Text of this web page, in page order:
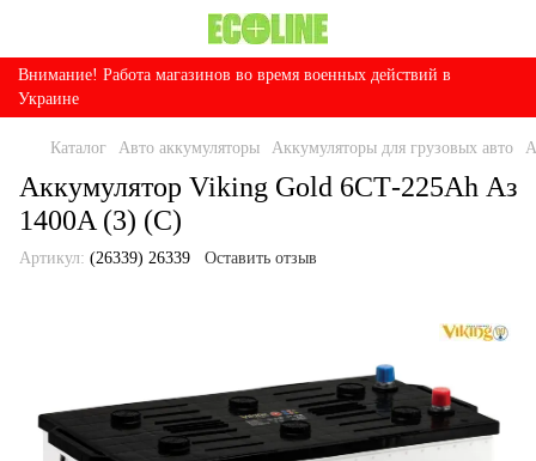
Внимание! Работа магазинов во время военных действий в
Украине
Каталог Авто аккумуляторы Аккумуляторы для грузовых авто
Аккумулятор Viking Gold 6СТ-225Ah Аз
1400A (3) (C)
Артикул: (26339) 26339 Оставить отзыв